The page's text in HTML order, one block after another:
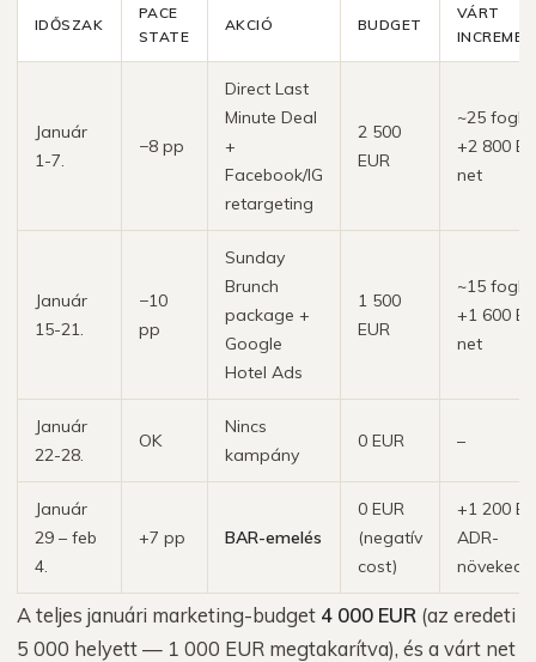
IDŐSZAK
PACE
STATE
AKCIÓ BUDGET
VÁRT
Január
1-7.
−8 pp
Direct Last
Minute Deal
+
Facebook/IG
retargeting
2 500
EUR
~25
+2 800
net
Január
15-21.
−10
pp
Sunday
Brunch
package +
Google
Hotel Ads
1 500
EUR
~15
+1 600
net
Január
22-28.
OK
Nincs
kampány
0 EUR –
Január
29 – feb
4.
+7 pp BAR-emelés
0 EUR
(negatív
cost)
+1 200
ADR-
A teljes januári marketing-budget 4 000 EUR (az eredeti
5 000 helyett — 1 000 EUR megtakarítva), és a várt net